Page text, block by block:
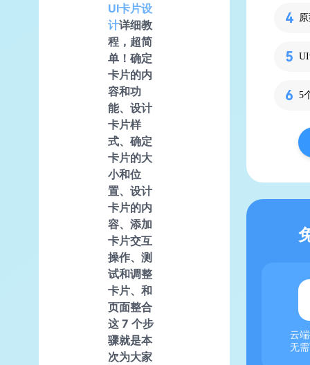
UI卡片设
计详细教
程，超简
单！确定
卡片的内
容和功
能、设计
卡片样
式、确定
卡片的大
小和位
置、设计
卡片的内
容、添加
卡片交互
操作、测
试和调整
卡片、和
页面整合
这 7 个步
骤就是本
次为大家
5
云
无